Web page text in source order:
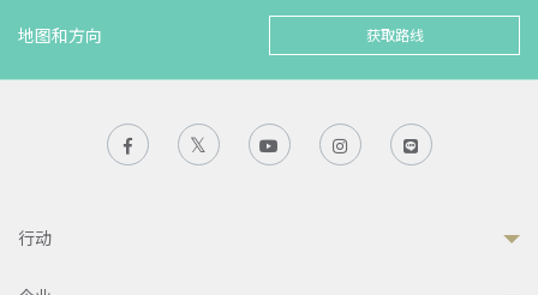
地图和方向 获取路线
行动